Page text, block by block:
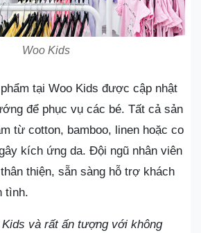
Woo Kids
tại Woo Kids được cập nhật
để phục vụ các bé. Tất cả sản
từ cotton, bamboo, linen hoặc co
kích ứng da. Đội ngũ nhân viên
thiện, sẵn sàng hỗ trợ khách
tình.
và rất ấn tượng với không